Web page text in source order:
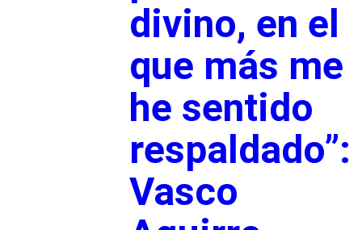
divino, en el
que más me
he sentido
respaldado”:
Vasco